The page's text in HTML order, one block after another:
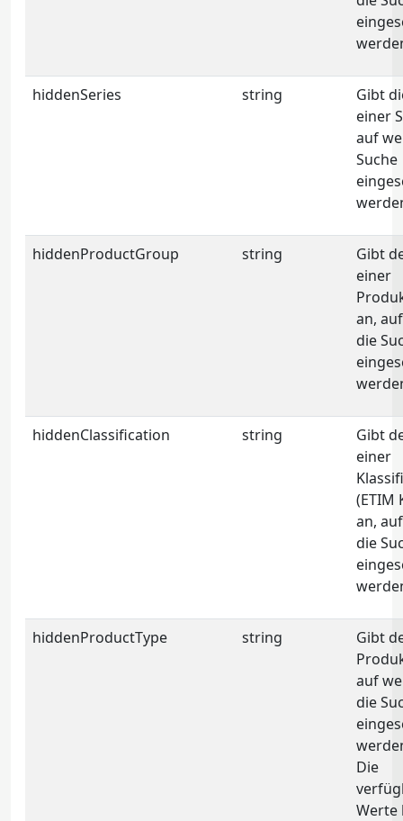
hiddenSeries string
Gibt
einer
auf
Suche
hiddenProductGroup string
Gibt
einer
an,
die
hiddenClassification string
Gibt
einer
(ETIM
an,
die
hiddenProductType string
Gibt
auf
die
Die
Werte